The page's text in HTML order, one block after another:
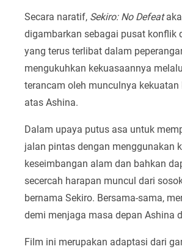
Secara naratif, Sekiro: No Defeat
digambarkan sebagai pusat konflik
yang terus terlibat dalam
mengukuhkan kekuasaannya
terancam oleh munculnya
atas Ashina.
Dalam upaya putus asa untuk
jalan pintas dengan menggunakan
keseimbangan alam dan bahkan
secercah harapan muncul dari
bernama Sekiro. Bersama-sama,
demi menjaga masa depan Ashina
Film ini merupakan adaptasi dari